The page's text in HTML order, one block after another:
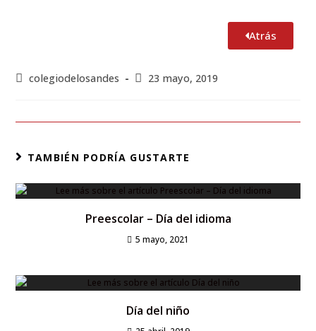
Atrás
colegiodelosandes 23 mayo, 2019
TAMBIÉN PODRÍA GUSTARTE
Preescolar – Día del idioma
5 mayo, 2021
Día del niño